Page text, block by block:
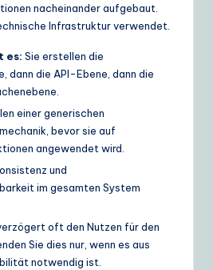
nacheinander aufgebaut.
Infrastruktur verwendet.
es: Sie erstellen die
dann die API-Ebene, dann die
einer generischen
bevor sie auf
angewendet wird.
und
im gesamten System
oft den Nutzen für den
Sie dies nur, wenn es aus
notwendig ist.